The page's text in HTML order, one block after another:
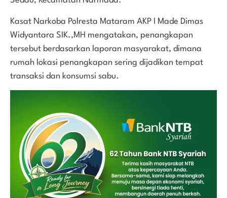
Kasat Narkoba Polresta Mataram AKP I Made Dimas
Widyantara SIK.,MH mengatakan, penangkapan
tersebut berdasarkan laporan masyarakat, dimana
rumah lokasi penangkapan sering dijadikan tempat
transaksi dan konsumsi sabu.